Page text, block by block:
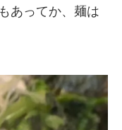
あってか、麺は